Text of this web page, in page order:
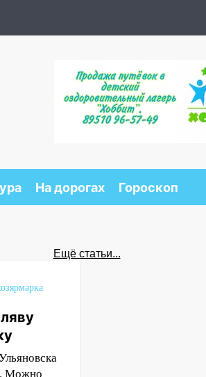
На дорогах Гороскоп
Ещё статьи...
Можно